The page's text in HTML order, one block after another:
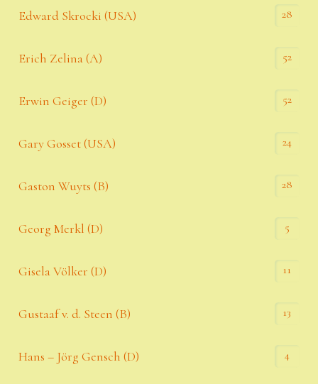
Edward Skrocki (USA) 28
Erich Zelina (A) 52
Erwin Geiger (D) 52
Gary Gosset (USA) 24
Gaston Wuyts (B) 28
Georg Merkl (D) 5
Gisela Völker (D) 11
Gustaaf v. d. Steen (B) 13
Hans – Jörg Gensch (D) 4